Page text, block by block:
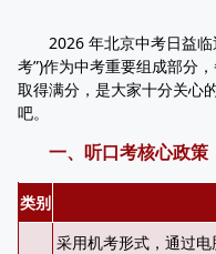
2026 年北京中考日益临
考”)作为中考重要组成部分
取得满分，是大家十分关心
吧。
一、听口考核心政策
类别
采用机考形式，通过